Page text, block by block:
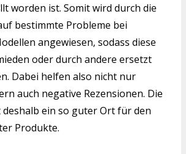
worden ist. Somit wird durch die
bestimmte Probleme bei
angewiesen, sodass diese
oder durch andere ersetzt
Dabei helfen also nicht nur
auch negative Rezensionen. Die
ein so guter Ort für den
Produkte.